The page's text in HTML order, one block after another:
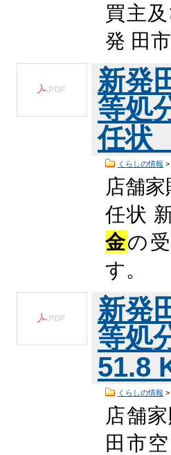
買主
発 田
新発
等処
任状
くらしの情報 >
店舗
任状
金の
す。
新発
等処
51.8
くらしの情報 >
店舗
田市